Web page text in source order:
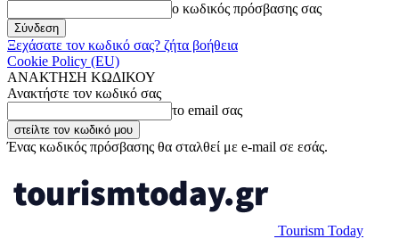
ο κωδικός πρόσβασης σας
Ξεχάσατε τον κωδικό σας? ζήτα βοήθεια
Cookie Policy (EU)
ΑΝΑΚΤΗΣΗ ΚΩΔΙΚΟΥ
Ανακτήστε τον κωδικό σας
το email σας
Ένας κωδικός πρόσβασης θα σταλθεί με e-mail σε εσάς.
Tourism Today